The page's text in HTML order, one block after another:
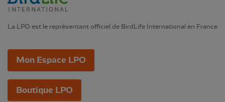
La LPO est le représentant officiel de BirdLife International en France
Mon Espace LPO
Boutique LPO